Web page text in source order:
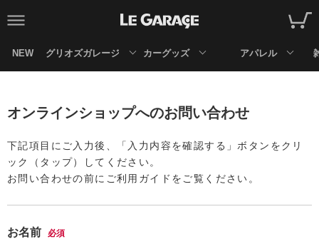
NEW グリオズガレージ カーグッズ アパレル
オンラインショップへのお問い合わせ
下記項目にご入力後、「入力内容を確認する」ボタンをクリ
ック（タップ）してください。
お問い合わせの前にご利用ガイドをご覧ください。
お名前 必須